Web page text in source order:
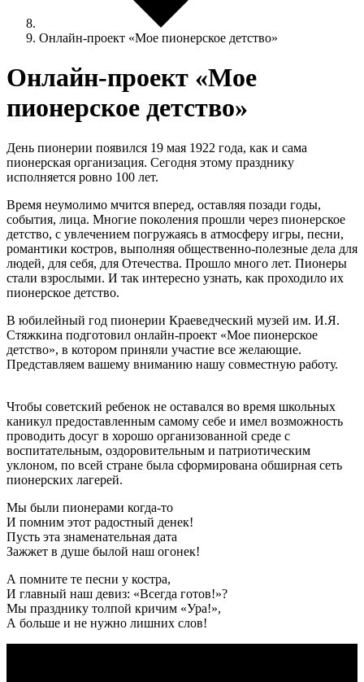
Онлайн-проект «Мое пионерское детство»
Онлайн-проект «Мое
пионерское детство»
День пионерии появился 19 мая 1922 года, как и сама
пионерская организация. Сегодня этому празднику
исполняется ровно 100 лет.
Время неумолимо мчится вперед, оставляя позади годы,
события, лица. Многие поколения прошли через пионерское
детство, с увлечением погружаясь в атмосферу игры, песни,
романтики костров, выполняя общественно-полезные дела для
людей, для себя, для Отечества. Прошло много лет. Пионеры
стали взрослыми. И так интересно узнать, как проходило их
пионерское детство.
В юбилейный год пионерии Краеведческий музей им. И.Я.
Стяжкина подготовил онлайн-проект «Мое пионерское
детство», в котором приняли участие все желающие.
Представляем вашему вниманию нашу совместную работу.
​​​​​​Чтобы советский ребенок не оставался во время школьных
каникул предоставленным самому себе и имел возможность
проводить досуг в хорошо организованной среде с
воспитательным, оздоровительным и патриотическим
уклоном, по всей стране была сформирована обширная сеть
пионерских лагерей.
Мы были пионерами когда-то
И помним этот радостный денек!
Пусть эта знаменательная дата
Зажжет в душе былой наш огонек!
А помните те песни у костра,
И главный наш девиз: «Всегда готов!»?
Мы празднику толпой кричим «Ура!»,
А больше и не нужно лишних слов!